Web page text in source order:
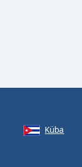
Küba